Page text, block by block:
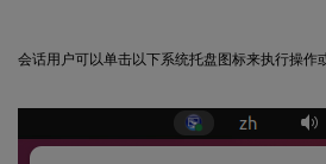
会话用户可以单击以下系统托盘图标来执行操作